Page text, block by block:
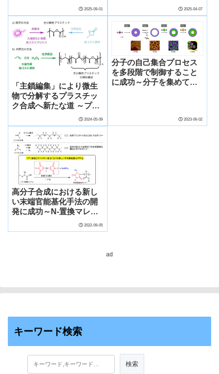
世代プラスチックに向け
て～
2025-09-01 2025-04-07
「主鎖編集」により微生
物で分解するプラスチッ
ク合成へ新たな道 ～プロ
ピレンと一酸化炭素と過
酸化水素から合成～
2024-05-09
分子の自己集合プロセス
を多段階で制御すること
に成功～分子を集めて数
2023-06-02
高分子合成における新し
い末端官能基化手法の開
発に成功～N-置換マレイ
ミドを配位子とする新規
Pd錯体を用いたジアゾ酢
2022-09-05
ad
キーワード検索